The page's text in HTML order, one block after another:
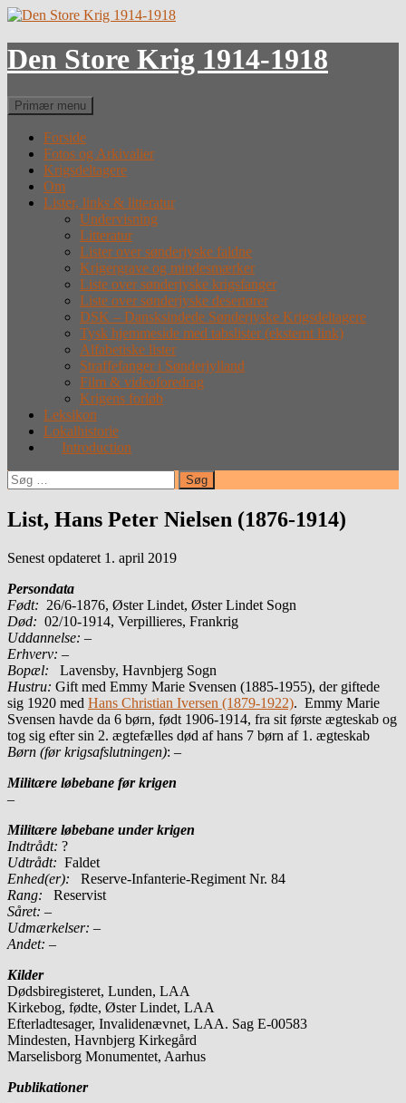
Hop
indhold
Den Store Krig 1914-1918
Søg
Primær menu
Forside
Fotos og Arkivalier
Krigsdeltagere
Om
Lister, links & litteratur
Undervisning
Litteratur
Lister over sønderjyske faldne
Krigergrave og mindesmærker
Liste over sønderjyske krigsfanger
Liste over sønderjyske desertører
DSK – Dansksindede Sønderjyske Krigsdeltagere
Tysk hjemmeside med tabslister (eksternt link)
Alfabetiske lister
Straffefanger i Sønderjylland
Film & videoforedrag
Krigens forløb
Leksikon
Lokalhistorie
Introduction
Søg
efter:
List, Hans Peter Nielsen (1876-1914)
Senest opdateret 1. april 2019
Persondata
Født: 26/6-1876, Øster Lindet, Øster Lindet Sogn
Død: 02/10-1914, Verpillieres, Frankrig
Uddannelse: –
Erhverv: –
Bopæl: Lavensby, Havnbjerg Sogn
Hustru: Gift med Emmy Marie Svensen (1885-1955), der giftede
sig 1920 med Hans Christian Iversen (1879-1922). Emmy Marie
Svensen havde da 6 børn, født 1906-1914, fra sit første ægteskab og
tog sig efter sin 2. ægtefælles død af hans 7 børn af 1. ægteskab
Børn (før krigsafslutningen): –
Militære løbebane før krigen
–
Militære løbebane under krigen
Indtrådt: ?
Udtrådt: Faldet
Enhed(er): Reserve-Infanterie-Regiment Nr. 84
Rang: Reservist
Såret: –
Udmærkelser: –
Andet: –
Kilder
Dødsbiregisteret, Lunden, LAA
Kirkebog, fødte, Øster Lindet, LAA
Efterladtesager, Invalidenævnet, LAA. Sag E-00583
Mindesten, Havnbjerg Kirkegård
Marselisborg Monumentet, Aarhus
Publikationer